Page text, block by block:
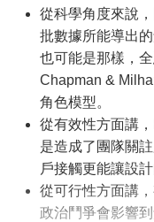
從科學角度來說
批數據所能導出
也可能是那樣，
Chapman &
角色模型。
從有效性方面講
是造成了團隊關
戶接觸更能讓設
從可行性方面講
政治鬥爭會影響到